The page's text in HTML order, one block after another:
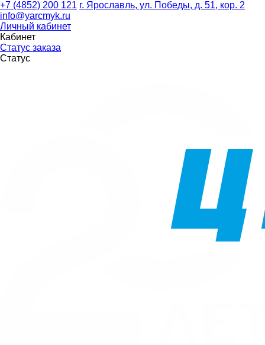
+7 (4852) 200 121 г. Ярославль, ул. Победы, д. 51, кор. 2
info@yarcmyk.ru
Личный кабинет
Кабинет
Статус заказа
Статус